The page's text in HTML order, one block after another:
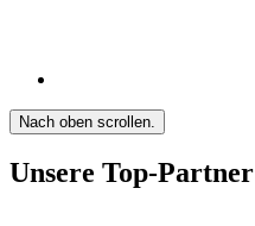
Nach oben scrollen.
Unsere Top-Partner